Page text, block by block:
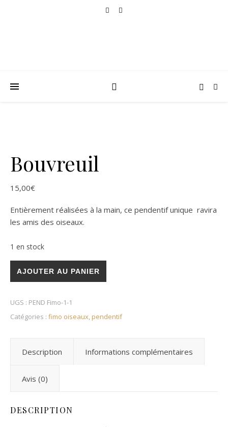
Bouvreuil
15,00€
Entièrement réalisées à la main, ce pendentif unique ravira
les amis des oiseaux.
1 en stock
quantité de Bouvreuil
AJOUTER AU PANIER
UGS : PEND Fimo-1-1
Catégories : fimo oiseaux,pendentif
Description Informations complémentaires
Avis (0)
DESCRIPTION